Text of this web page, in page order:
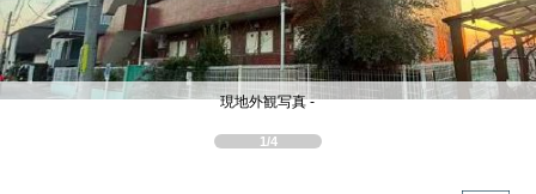
1/4
現地外観写真 -